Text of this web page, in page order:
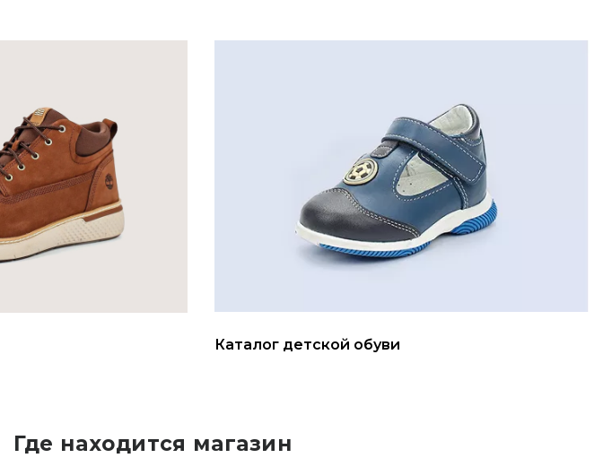
Каталог детской обуви
Где находится магазин